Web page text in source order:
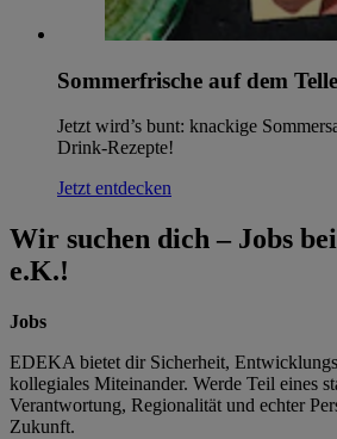
Sommerfrische auf dem
Jetzt wird’s bunt: knackige
Drink-Rezepte!
Jetzt entdecken
Wir suchen dich – Jobs
e.K.!
Jobs
EDEKA bietet dir Sicherheit,
kollegiales Miteinander. Werde Teil eines
Verantwortung, Regionalität und echter
Zukunft.